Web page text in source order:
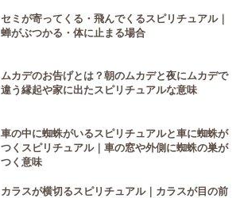
セミが寄ってくる・飛んでくるスピリチュアル｜
蝉がぶつかる・体に止まる場合
ムカデのお告げとは？朝のムカデと夜にムカデで
違う縁起や家に出たスピリチュアルな意味
車の中に蜘蛛がいるスピリチュアルと車に蜘蛛が
つくスピリチュアル｜車の窓や外側に蜘蛛の巣が
つく意味
カラスが横切るスピリチュアル｜カラスが目の前